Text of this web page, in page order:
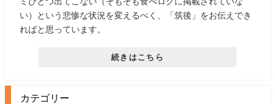
い）という悲惨な状況を変えるべく、「筑後」をお伝えでき
ればと思っています。
続きはこちら
カテゴリー